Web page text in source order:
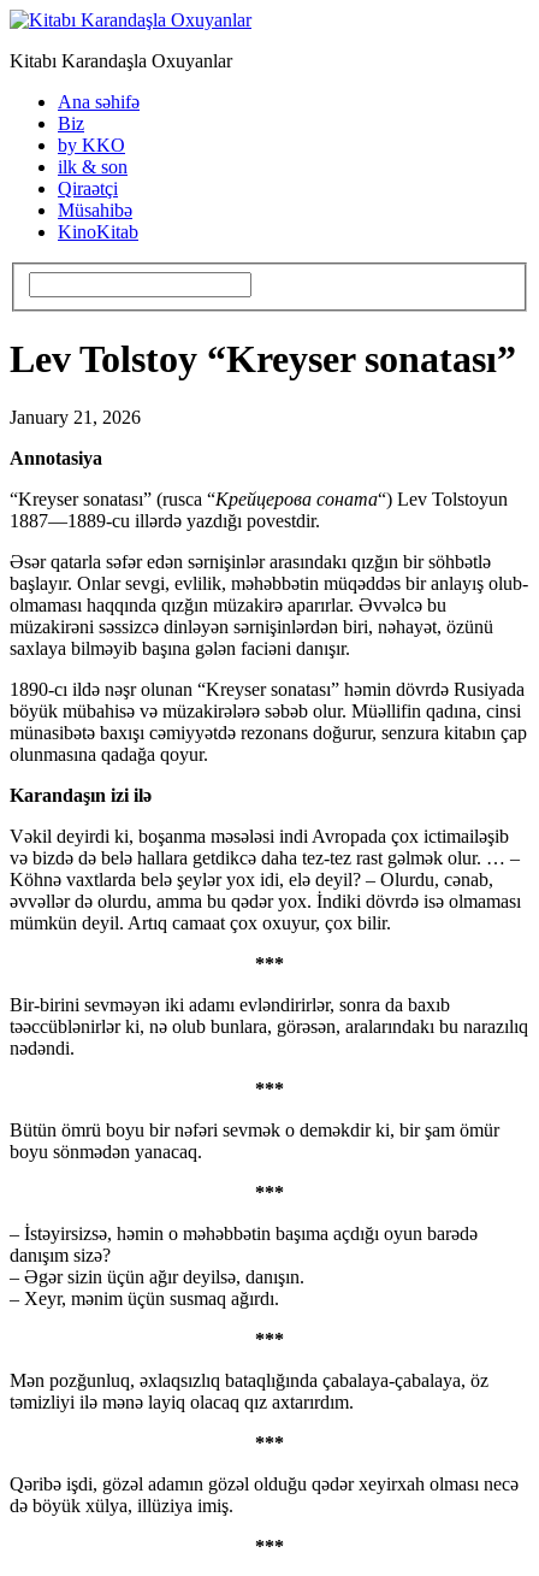
Kitabı Karandaşla Oxuyanlar
Ana səhifə
Biz
by KKO
ilk & son
Qiraətçi
Müsahibə
KinoKitab
Lev Tolstoy “Kreyser sonatası”
January 21, 2026
Annotasiya
“Kreyser sonatası” (rusca “Крейцерова соната“) Lev Tolstoyun
1887—1889-cu illərdə yazdığı povestdir.
Əsər qatarla səfər edən sərnişinlər arasındakı qızğın bir söhbətlə
başlayır. Onlar sevgi, evlilik, məhəbbətin müqəddəs bir anlayış olub-
olmaması haqqında qızğın müzakirə aparırlar. Əvvəlcə bu
müzakirəni səssizcə dinləyən sərnişinlərdən biri, nəhayət, özünü
saxlaya bilməyib başına gələn faciəni danışır.
1890-cı ildə nəşr olunan “Kreyser sonatası” həmin dövrdə Rusiyada
böyük mübahisə və müzakirələrə səbəb olur. Müəllifin qadına, cinsi
münasibətə baxışı cəmiyyətdə rezonans doğurur, senzura kitabın çap
olunmasına qadağa qoyur.
Karandaşın izi ilə
Vəkil deyirdi ki, boşanma məsələsi indi Avropada çox ictimailəşib
və bizdə də belə hallara getdikcə daha tez-tez rast gəlmək olur. … –
Köhnə vaxtlarda belə şeylər yox idi, elə deyil? – Olurdu, cənab,
əvvəllər də olurdu, amma bu qədər yox. İndiki dövrdə isə olmaması
mümkün deyil. Artıq camaat çox oxuyur, çox bilir.
***
Bir-birini sevməyən iki adamı evləndirirlər, sonra da baxıb
təəccüblənirlər ki, nə olub bunlara, görəsən, aralarındakı bu narazılıq
nədəndi.
***
Bütün ömrü boyu bir nəfəri sevmək o deməkdir ki, bir şam ömür
boyu sönmədən yanacaq.
***
– İstəyirsizsə, həmin o məhəbbətin başıma açdığı oyun barədə
danışım sizə?
– Əgər sizin üçün ağır deyilsə, danışın.
– Xeyr, mənim üçün susmaq ağırdı.
***
Mən pozğunluq, əxlaqsızlıq bataqlığında çabalaya-çabalaya, öz
təmizliyi ilə mənə layiq olacaq qız axtarırdım.
***
Qəribə işdi, gözəl adamın gözəl olduğu qədər xeyirxah olması necə
də böyük xülya, illüziya imiş.
***